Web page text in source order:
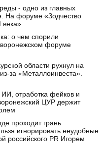
- одно из главных
На форуме «Зодчество
о чем спорили
форуме
области рухнул на
за «Металлоинвеста».
отработка фейков и
ЦУР держит
проходит грань
игнорировать неудобные
российского PR Игорем